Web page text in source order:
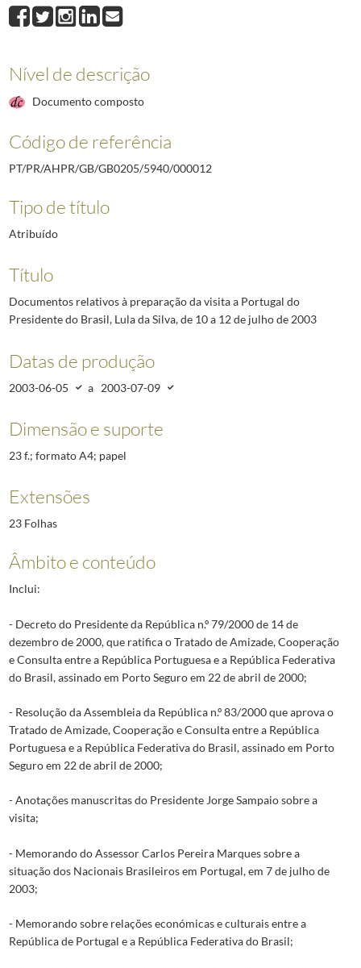
000012Documentos relativos à preparação da visita a Portugal do
000013Decreto-Lei do Ministério da Administração Interna que regula a
000015
Documentos relativos à preparação da visita a Portugal do
Documentos relativos à preparação da visita a Portugal do
000001 Entrevista de origem não identificada ao Presidente da República,
000020Índice dos documentos constantes da pasta
Nível de descrição
Documento composto
Código de referência
PT/PR/AHPR/GB/GB0205/5940/000012
Tipo de título
Atribuído
Título
Documentos relativos à preparação da visita a Portugal do
Presidente do Brasil, Lula da Silva, de 10 a 12 de julho de 2003
Datas de produção
2003-06-05 a 2003-07-09
Dimensão e suporte
23 f.; formato A4; papel
Extensões
23 Folhas
Âmbito e conteúdo
Inclui:
- Decreto do Presidente da República n.º 79/2000 de 14 de
dezembro de 2000, que ratifica o Tratado de Amizade, Cooperação
e Consulta entre a República Portuguesa e a República Federativa
do Brasil, assinado em Porto Seguro em 22 de abril de 2000;
- Resolução da Assembleia da República n.º 83/2000 que aprova o
Tratado de Amizade, Cooperação e Consulta entre a República
Portuguesa e a República Federativa do Brasil, assinado em Porto
Seguro em 22 de abril de 2000;
- Anotações manuscritas do Presidente Jorge Sampaio sobre a
visita;
- Memorando do Assessor Carlos Pereira Marques sobre a
situação dos Nacionais Brasileiros em Portugal, em 7 de julho de
2003;
- Memorando sobre relações económicas e culturais entre a
República de Portugal e a República Federativa do Brasil;